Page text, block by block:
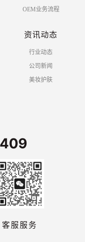
OEM业务流程
资讯动态
行业动态
公司新闻
美妆护肤
客服服务